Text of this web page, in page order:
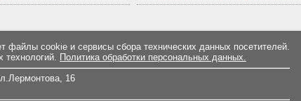
файлы cookie и сервисы сбора технических данных посетителей.
технологий. Политика обработки персональных данных.
16